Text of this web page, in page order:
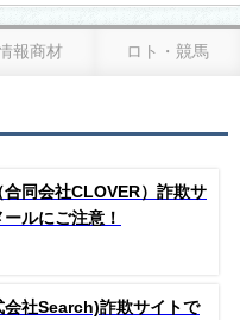
報商材 ロト・競馬
合同会社CLOVER）詐欺サ
ルにご注意！
社Search)詐欺サイトで